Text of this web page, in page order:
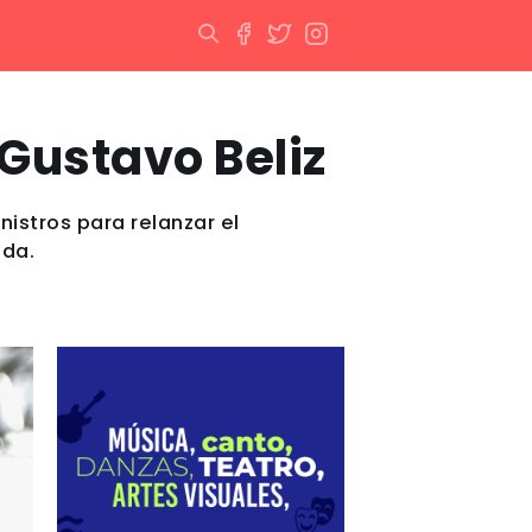
Beliz
para relanzar el